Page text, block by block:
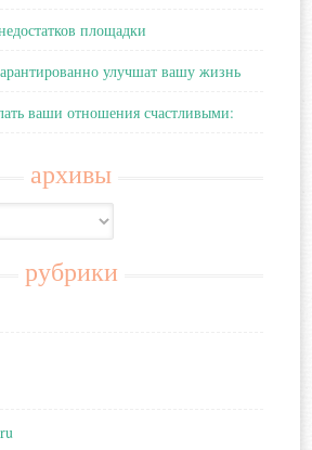
площадки
улучшат вашу жизнь
ваши отношения счастливыми:
архивы
рубрики